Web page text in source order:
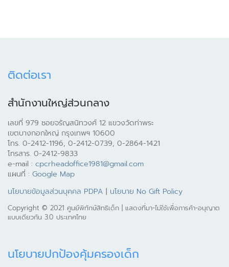
ติดต่อเรา
สำนักงานใหญ่ส่วนกลาง
เลขที่ 979 ซอยจรัญสนิทวงศ์ 12 แขวงวัดท่าพระ
เขตบางกอกใหญ่ กรุงเทพฯ 10600
โทร. 0-2412-1196, 0-2412-0739, 0-2864-1421
โทรสาร. 0-2412-9833
e-mail : cpcrheadoffice1981@gmail.com
แผนที่ : Google Map
นโยบายข้อมูลส่วนบุคคล PDPA | นโยบาย No Gift Policy
Copyright © 2021 ศูนย์พิทักษ์สิทธิเด็ก | แสดงที่มา-ไม่ใช้เพื่อการค้า-อนุญาต
แบบเดียวกัน 3.0 ประเทศไทย
นโยบายปกป้องคุ้มครองเด็ก